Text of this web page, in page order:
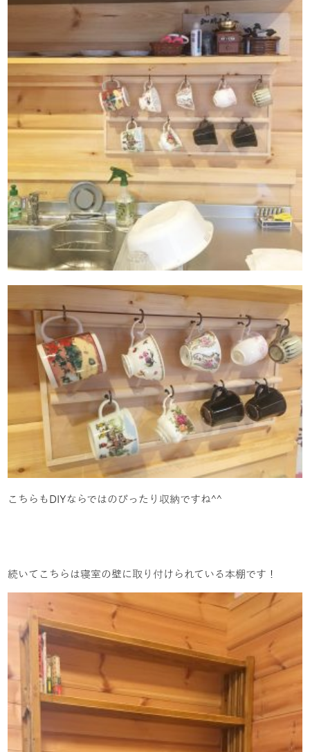
こちらもDIYならではのぴったり収納ですね^^
続いてこちらは寝室の壁に取り付けられている本棚です！